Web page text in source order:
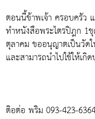
ตอนนี้ข้าพเจ้า ครอบครัว
ทำหนังสือพระไตรปิฎก 1
ตุลาคม ขออนุญาตเป็นวัด
และสามารถนำไปใช้ให้เกิ
ติอต่อ พริม 093-423-